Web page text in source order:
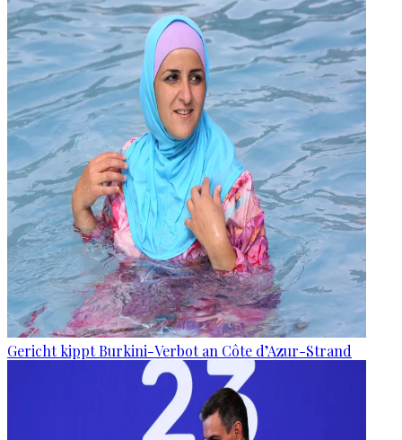
Gericht kippt Burkini-Verbot an Côte d’Azur-Strand